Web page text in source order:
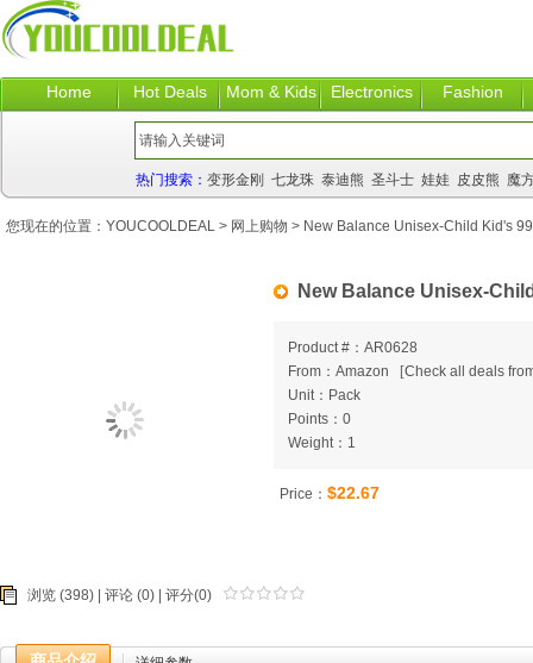
Home Hot Deals Mom & Kids Electronics Fashion
热门搜索： 变形金刚 七龙珠 泰迪熊 圣斗士 娃娃 皮皮熊 魔
New Balance Unisex-
Product #：AR0628
From：Amazon
[Check all deals
Unit：Pack
Points：0
Weight：1
Price： $22.67
浏览 (398) | 评论 (0) | 评分(0)
您现在的位置： YOUCOOLDEAL > 网上购物 > New Balance Unisex-Child Kid's